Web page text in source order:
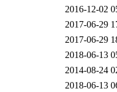
2016-12-02
2017-06-29
2017-06-29
2018-06-13
2014-08-24
2018-06-13